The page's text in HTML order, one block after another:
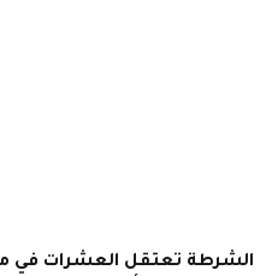
الشرطة تعتقل العشرات في